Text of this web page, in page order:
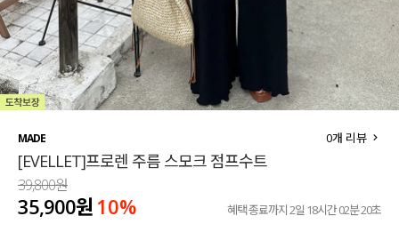
하객룩
살안타템
110사이즈
티셔츠
팬츠
원피스
팬츠
스커트
언더웨어
ACC
MADE
[EVELLET]프로렌 주름 스모크 점프수트
0개 리뷰
39,800원
35,900원 10% 혜택 종료까지2일 18시간 02분 19초